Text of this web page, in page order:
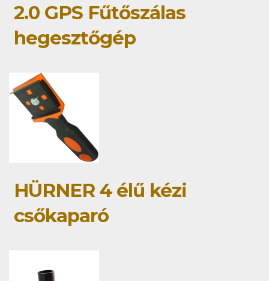
2.0 GPS Fűtőszálas
hegesztőgép
HÜRNER 4 élű kézi
csőkaparó